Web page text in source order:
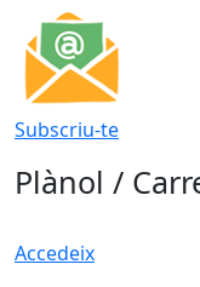
Subscriu-te
Plànol /
Accedeix